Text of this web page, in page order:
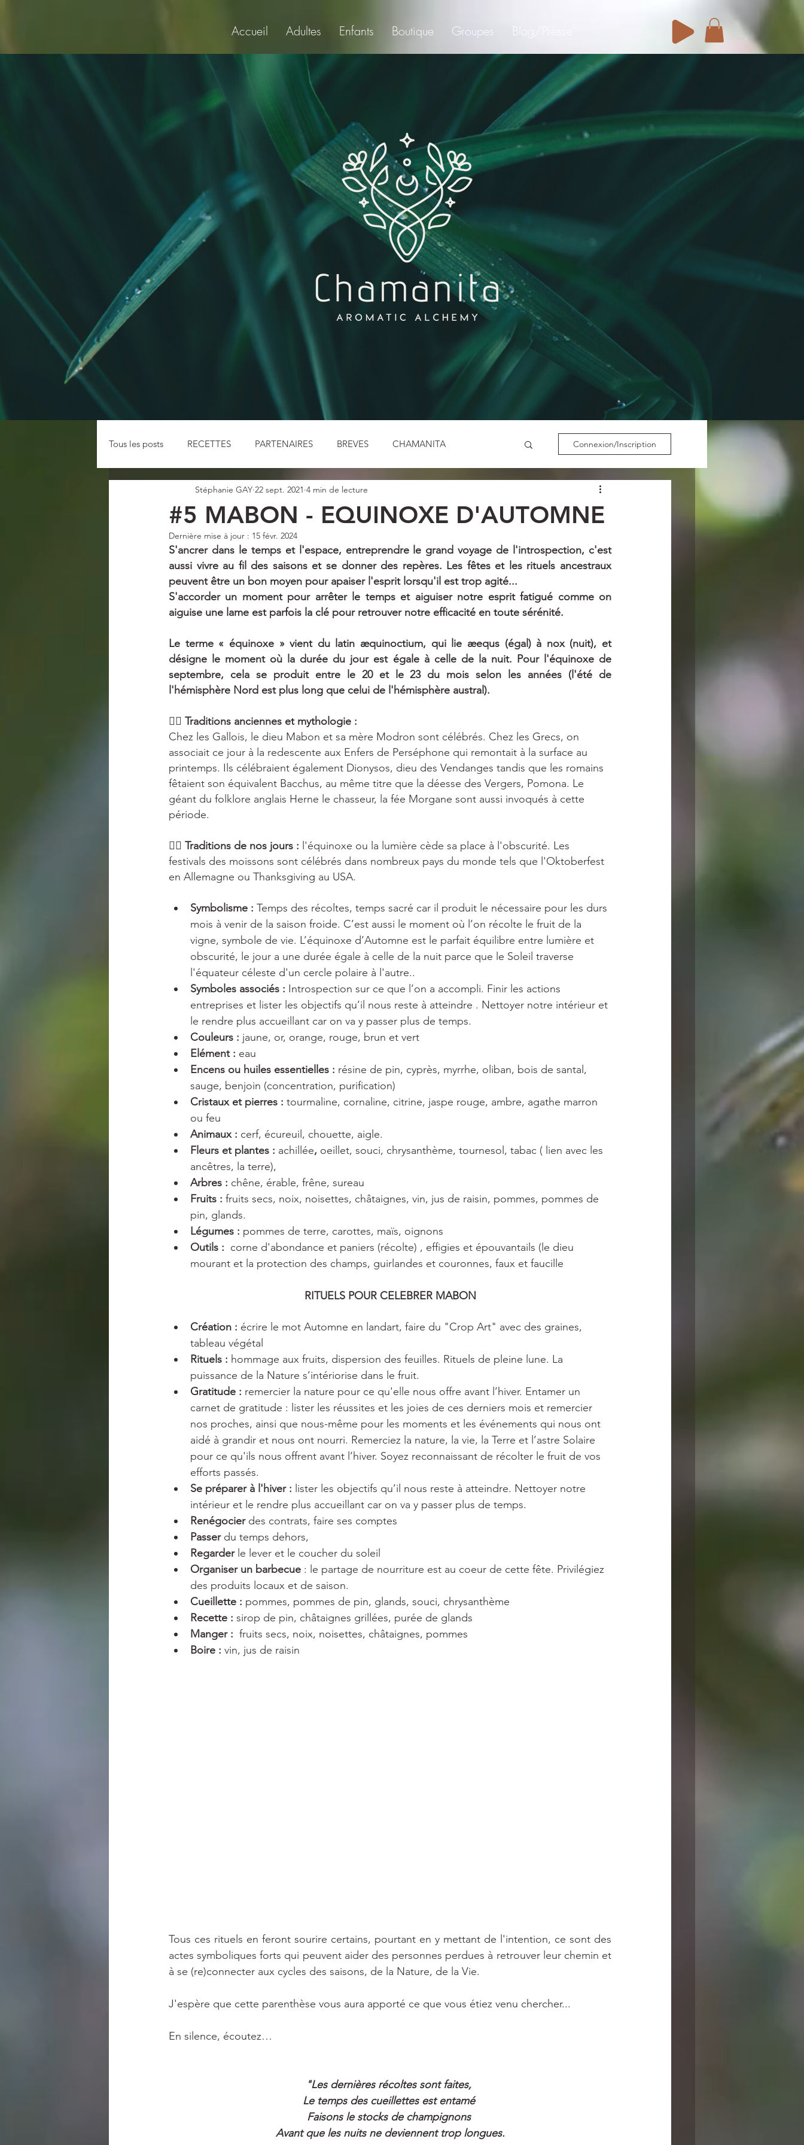
Accueil Adultes Enfants Boutique Groupes Blog/Presse
Tous les posts RECETTES PARTENAIRES BREVES CHAMANITA
CURRICULUMS VEGETAUX LES ENFANTS SAUVAGES
SECRET STORIES
Connexion/Inscription
#5 MABON - EQUINOXE D'AUTOMNE
Stéphanie GAY 22 sept. 2021 4 min de lecture
Dernière mise à jour : 15 févr. 2024
S'ancrer dans le temps et l'espace, entreprendre le grand voyage de l'introspection, c'est
aussi vivre au fil des saisons et se donner des repères. Les fêtes et les rituels ancestraux
peuvent être un bon moyen pour apaiser l'esprit lorsqu'il est trop agité...
S'accorder un moment pour arrêter le temps et aiguiser notre esprit fatigué comme on
aiguise une lame est parfois la clé pour retrouver notre efficacité en toute sérénité.
Le terme « équinoxe » vient du latin æquinoctium, qui lie æequs (égal) à nox (nuit), et
désigne le moment où la durée du jour est égale à celle de la nuit. Pour l'équinoxe de
septembre, cela se produit entre le 20 et le 23 du mois selon les années (l'été de
l'hémisphère Nord est plus long que celui de l'hémisphère austral).
🧙‍♀️ Traditions anciennes et mythologie :
Chez les Gallois, le dieu Mabon et sa mère Modron sont célébrés. Chez les Grecs, on
associait ce jour à la redescente aux Enfers de Perséphone qui remontait à la surface au
printemps. Ils célébraient également Dionysos, dieu des Vendanges tandis que les romains
fêtaient son équivalent Bacchus, au même titre que la déesse des Vergers, Pomona. Le
géant du folklore anglais Herne le chasseur, la fée Morgane sont aussi invoqués à cette
période.
🧙‍♀️ Traditions de nos jours : l'équinoxe ou la lumière cède sa place à l'obscurité. Les
festivals des moissons sont célébrés dans nombreux pays du monde tels que l'Oktoberfest
en Allemagne ou Thanksgiving au USA.
Symbolisme : Temps des récoltes, temps sacré car il produit le nécessaire pour les durs
mois à venir de la saison froide. C’est aussi le moment où l’on récolte le fruit de la
vigne, symbole de vie. L’équinoxe d’Automne est le parfait équilibre entre lumière et
obscurité, le jour a une durée égale à celle de la nuit parce que le Soleil traverse
l'équateur céleste d'un cercle polaire à l'autre..
Symboles associés : Introspection sur ce que l’on a accompli. Finir les actions
entreprises et lister les objectifs qu’il nous reste à atteindre . Nettoyer notre intérieur et
le rendre plus accueillant car on va y passer plus de temps.
Couleurs : jaune, or, orange, rouge, brun et vert
Elément : eau
Encens ou huiles essentielles : résine de pin, cyprès, myrrhe, oliban, bois de santal,
sauge, benjoin (concentration, purification)
Cristaux et pierres : tourmaline, cornaline, citrine, jaspe rouge, ambre, agathe marron
ou feu
Animaux : cerf, écureuil, chouette, aigle.
Fleurs et plantes : achillée, oeillet, souci, chrysanthème, tournesol, tabac ( lien avec les
ancêtres, la terre),
Arbres : chêne, érable, frêne, sureau
Fruits : fruits secs, noix, noisettes, châtaignes, vin, jus de raisin, pommes, pommes de
pin, glands.
Légumes : pommes de terre, carottes, maïs, oignons
Outils : corne d'abondance et paniers (récolte) , effigies et épouvantails (le dieu
mourant et la protection des champs, guirlandes et couronnes, faux et faucille
RITUELS POUR CELEBRER MABON
Création : écrire le mot Automne en landart, faire du "Crop Art" avec des graines,
tableau végétal
Rituels : hommage aux fruits, dispersion des feuilles. Rituels de pleine lune. La
puissance de la Nature s’intériorise dans le fruit.
Gratitude : remercier la nature pour ce qu'elle nous offre avant l’hiver. Entamer un
carnet de gratitude : lister les réussites et les joies de ces derniers mois et remercier
nos proches, ainsi que nous-même pour les moments et les événements qui nous ont
aidé à grandir et nous ont nourri. Remerciez la nature, la vie, la Terre et l’astre Solaire
pour ce qu'ils nous offrent avant l’hiver. Soyez reconnaissant de récolter le fruit de vos
efforts passés.
Se préparer à l'hiver : lister les objectifs qu’il nous reste à atteindre. Nettoyer notre
intérieur et le rendre plus accueillant car on va y passer plus de temps.
Renégocier des contrats, faire ses comptes
Passer du temps dehors,
Regarder le lever et le coucher du soleil
Organiser un barbecue : le partage de nourriture est au coeur de cette fête. Privilégiez
des produits locaux et de saison.
Cueillette : pommes, pommes de pin, glands, souci, chrysanthème
Recette : sirop de pin, châtaignes grillées, purée de glands
Manger : fruits secs, noix, noisettes, châtaignes, pommes
Boire : vin, jus de raisin
Tous ces rituels en feront sourire certains, pourtant en y mettant de l'intention, ce sont des
actes symboliques forts qui peuvent aider des personnes perdues à retrouver leur chemin et
à se (re)connecter aux cycles des saisons, de la Nature, de la Vie.
J'espère que cette parenthèse vous aura apporté ce que vous étiez venu chercher...
En silence, écoutez…
"Les dernières récoltes sont faites,
Le temps des cueillettes est entamé
Faisons le stocks de champignons
Avant que les nuits ne deviennent trop longues.